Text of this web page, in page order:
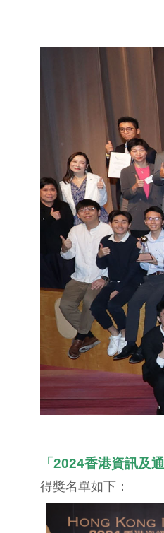
「2024香港資訊及
得獎名單如下：